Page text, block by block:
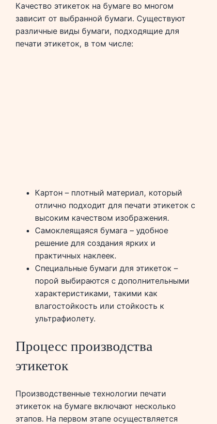
Качество этикеток на бумаге во многом
зависит от выбранной бумаги. Существуют
различные виды бумаги, подходящие для
печати этикеток, в том числе:
Картон – плотный материал, который
отлично подходит для печати этикеток с
высоким качеством изображения.
Самоклеящаяся бумага – удобное
решение для создания ярких и
практичных наклеек.
Специальные бумаги для этикеток –
порой выбираются с дополнительными
характеристиками, такими как
влагостойкость или стойкость к
ультрафиолету.
Процесс производства
этикеток
Производственные технологии печати
этикеток на бумаге включают несколько
этапов. На первом этапе осуществляется